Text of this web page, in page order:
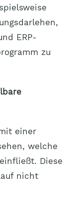
ERP-
zu
einer
welche
Diese
nicht